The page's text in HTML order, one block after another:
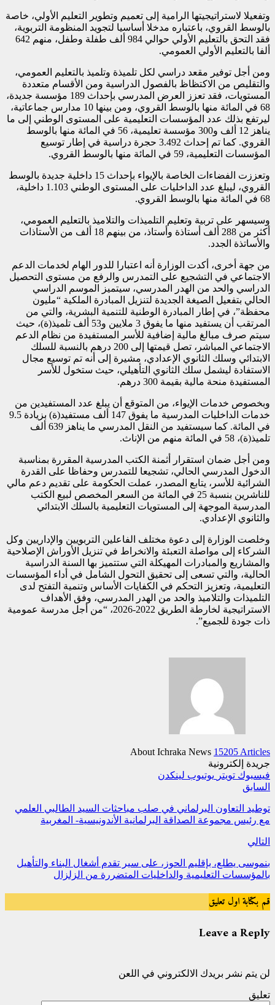
وتفعيلا لاستراتيجيتها الرامية إلى تعميم وتطوير التعليم الأولي، خاصة
بالوسط القروي، باعتباره مدخلا أساسيا لتجويد المنظومة التربوية،
فقد التحق بالتعليم الأولي حوالي 984 ألف طفلة وطفل، منهم 642
ألفا بالتعليم الأولي العمومي.
ومن أجل توفير مقعد دراسي لكل تلميذة وتلميذ بالتعليم العمومي،
والتقليص من الاكتظاظ بالفصول الدراسية ومن الأقسام متعددة
المستويات، فقد تعزز العرض المدرسي بإحداث 189 مؤسسة جديدة،
68 في المائة منها بالوسط القروي، ومن بينها 10 مدارس جماعاتية،
ليرتفع بذلك عدد المؤسسات التعليمية على المستوى الوطني إلى ما
يناهز 12 ألف و300 مؤسسة تعليمية، 56 في المائة منها بالوسط
القروي. كما تم إحداث 3.492 حجرة دراسية في إطار توسيع
المؤسسات التعليمية، 59 في المائة منها بالوسط القروي.
وتعززت الفضاءات الخاصة بالإيواء بإحداث 15 داخلية جديدة بالوسط
القروي، ليبلغ عدد الداخليات على المستوى الوطني 1.103 داخلية،
68 في المائة منها بالوسط القروي.
وسيسهر على تربية وتعليم التلميذات والتلاميذ بالتعليم العمومي،
أكثر من 288 ألف أستاذة وأستاذ، من بينهم 18 ألف من الأستاذات
والأساتذة الجدد.
من جهة أخرى، أكدت الوزارة أنه اعتبارا للدور الهام لخدمات الدعم
الاجتماعي في التشجيع على التمدرس والرفع من مستوى التحصيل
الدراسي والحد من الهدر المدرسي، سيتميز الموسم الدراسي
الحالي بتفعيل الصيغة الجديدة لتنزيل المبادرة الملكية “مليون
محفظة”، في إطار المبادرة الوطنية للتنمية البشرية، والتي من
المرتقب أن يستفيد منها ما يفوق 3 ملايين و53 ألف تلميذ(ة)، حيث
سيتم صرف مبالغ مالية إضافية للأسر المستفيدة من نظام الدعم
الاجتماعي المباشر، تصل قيمتها إلى 200 درهم بالنسبة للسلك
الابتدائي وسلك الثانوي الإعدادي، مشيرة إلى أنه تم توسيع مجال
الاستفادة ليشمل سلك الثانوي التأهيلي، حيث ستخول للأسر
المستفيدة منحة مالية بقيمة 300 درهم.
وبخصوص خدمات الإيواء، من المتوقع أن يبلغ عدد المستفيدين من
خدمات الداخليات المدرسية ما يفوق 147 ألف مستفيد(ة) بزيادة 9.5
في المائة. كما سيستفيد من النقل المدرسي ما يناهز 639 ألف
تلميذ(ة)، 58 في المائة منهم من الإناث.
ومن أجل ضمان استقرار أثمنة الكتب المدرسية المقررة بمناسبة
الدخول المدرسي الحالي، تشجيعا للتمدرس وحفاظا على القدرة
الشرائية للأسر، يتابع المصدر، عملت الحكومة على تقديم دعم مالي
للناشرين بنسبة 25 في المائة من السعر المخصص لبيع الكتب
المدرسية الموجهة إلى المستويات التعليمية بالسلك الابتدائي
والثانوي الإعدادي.
وخلصت الوزارة إلى دعوة مختلف الفاعلين التربويين والإداريين وكل
الشركاء إلى مواصلة التعبئة والانخراط في تنزيل الأوراش الإصلاحية
والمشاريع والمبادرات المهيكلة التي ستتميز بها السنة الدراسية
الحالية، والتي تسعى إلى تحقيق التحول الشامل في أداء المؤسسات
التعليمية، وتعزيز التحكم في الكفايات الأساس وتنمية التفتح لدى
التلميذات والتلاميذ والحد من الهدر المدرسي، وفق الأهداف
الاستراتيجية لخارطة الطريق 2022-2026، “من أجل مدرسة عمومية
ذات جودة للجميع”.
About Ichraka News 15205 Articles
جريدة إلكترونية
فيسبوك تويتر يوتيوب لينكدن
السابق
توطيد التعاون البرلماني في صلب مباحثات السيد الطالبي العلمي
مع رئيس مجموعة الصداقة البرلمانية الأندونيسية- المغربية
التالي
بنموسى يطلع، بإقليم الحوز، على سير تقدم أشغال البناء والتأهيل
بالمؤسسات التعليمية والداخليات المتضررة من الزلزال
قم بكتابة اول تعليق
Leave a Reply
لن يتم نشر بريدك الالكتروني في اللعن
تعليق